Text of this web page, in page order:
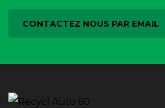
CONTACTEZ NOUS PAR EMAIL